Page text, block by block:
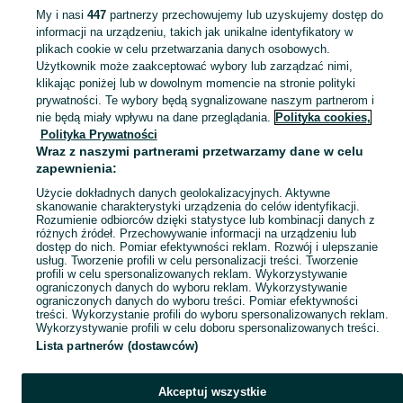
KATEGORIA
Sprzedaż pozostałego wyposażenia wnętrz Tychy ▶️ Szeroki wybór marek ✅ Nowe i używane w atrakcyjnych cenach ☝ Sprawdź oferty i kupuj na OLX.pl! Zobacz
Mapa kategorii
Mapa miejscowości
Mapa ministron
Popularne wyszukiwania
My i nasi 447partnerzy przechowujemy lub uzyskujemy dostęp do
informacji na urządzeniu, takich jak unikalne identyfikatory w
plikach cookie w celu przetwarzania danych osobowych.
Użytkownik może zaakceptować wybory lub zarządzać nimi,
klikając poniżej lub w dowolnym momencie na stronie polityki
prywatności. Te wybory będą sygnalizowane naszym partnerom i
nie będą miały wpływu na dane przeglądania. Polityka cookies,
Polityka Prywatności
Wraz z naszymi partnerami przetwarzamy dane w celu
zapewnienia:
Użycie dokładnych danych geolokalizacyjnych. Aktywne
skanowanie charakterystyki urządzenia do celów identyfikacji.
Rozumienie odbiorców dzięki statystyce lub kombinacji danych z
różnych źródeł. Przechowywanie informacji na urządzeniu lub
dostęp do nich. Pomiar efektywności reklam. Rozwój i ulepszanie
usług. Tworzenie profili w celu personalizacji treści. Tworzenie
profili w celu spersonalizowanych reklam. Wykorzystywanie
ograniczonych danych do wyboru reklam. Wykorzystywanie
ograniczonych danych do wyboru treści. Pomiar efektywności
treści. Wykorzystanie profili do wyboru spersonalizowanych reklam.
Wykorzystywanie profili w celu doboru spersonalizowanych treści.
Lista partnerów (dostawców)
Akceptuj wszystkie